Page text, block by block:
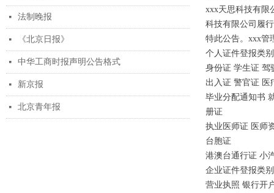
xxx天思科技有限
科技有限公司履
特此公告。xxx管
个人证件登报类
身份证 学生证 驾
出入证 警官证 医
毕业分配通知书
册证
执业医师证 医师
台胞证
港澳台通行证 小
企业证件登报类
营业执照 银行开
넷 法制晚报
넷 《北京日报》
넷 中华工商时报声明公告格式
넷 新京报
넷 北京青年报